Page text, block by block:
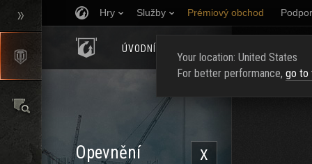
Hry Služby Prémiový obchod
ÚVODNÍ STRÁNKA
X
Opevnění
Your location: United States
For better performance, go to